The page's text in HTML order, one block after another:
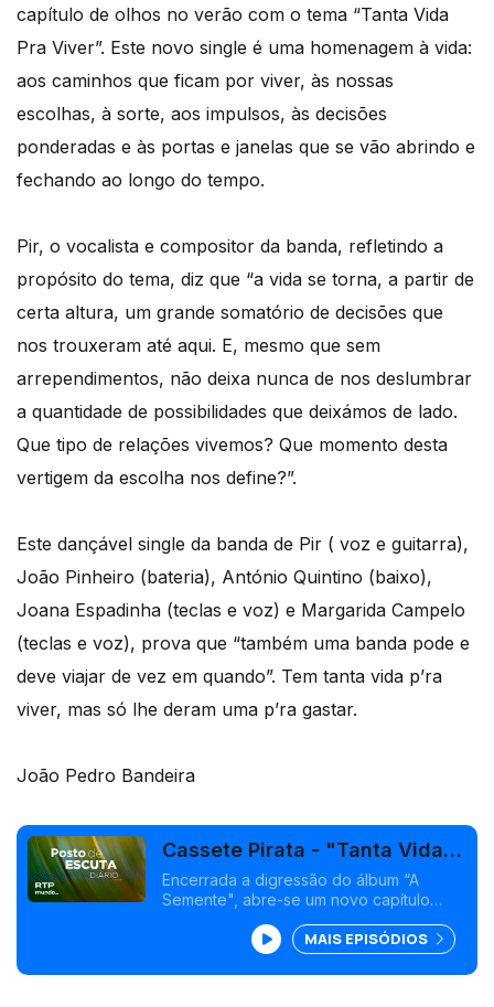
capítulo de olhos no verão com o tema “Tanta Vida
Pra Viver”. Este novo single é uma homenagem à vida:
aos caminhos que ficam por viver, às nossas
escolhas, à sorte, aos impulsos, às decisões
ponderadas e às portas e janelas que se vão abrindo e
fechando ao longo do tempo.
Pir, o vocalista e compositor da banda, refletindo a
propósito do tema, diz que “a vida se torna, a partir de
certa altura, um grande somatório de decisões que
nos trouxeram até aqui. E, mesmo que sem
arrependimentos, não deixa nunca de nos deslumbrar
a quantidade de possibilidades que deixámos de lado.
Que tipo de relações vivemos? Que momento desta
vertigem da escolha nos define?”.
Este dançável single da banda de Pir ( voz e guitarra),
João Pinheiro (bateria), António Quintino (baixo),
Joana Espadinha (teclas e voz) e Margarida Campelo
(teclas e voz), prova que “também uma banda pode e
deve viajar de vez em quando”. Tem tanta vida p’ra
viver, mas só lhe deram uma p’ra gastar.
João Pedro Bandeira
Cassete Pirata - "Tanta Vida
Pra Viver"
Encerrada a digressão do álbum “A
Semente", abre-se um novo capítulo
que é uma homenagem à vida.
MAIS EPISÓDIOS